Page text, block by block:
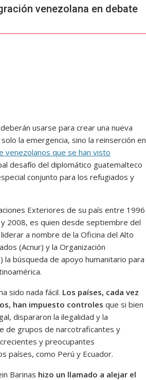
venezolana en debate
usarse para crear una nueva
la emergencia, sino la reinserción en
venezolanos que se han visto
desafío del diplomático guatemalteco
conjunto para los refugiados y
Exteriores de su país entre 1996
2008, es quien desde septiembre del
a nombre de la Oficina del Alto
(Acnur) y la Organización
la búsqueda de apoyo humanitario para
sido nada fácil. Los países, cada vez
han impuesto controles que si bien
dispararon la ilegalidad y la
de grupos de narcotraficantes y
y preocupantes
países, como Perú y Ecuador.
Barinas hizo un llamado a alejar el